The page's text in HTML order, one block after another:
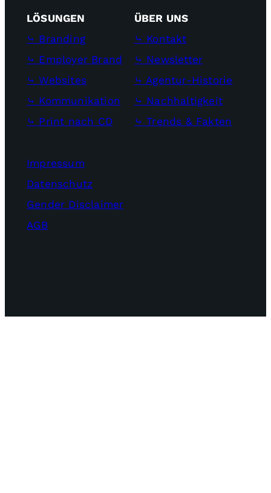
LÖSUNGEN
⤷ Branding
⤷ Employer Brand
⤷ Websites
⤷ Kommunikation
⤷ Print nach CD
ÜBER UNS
⤷ Kontakt
⤷ Newsletter
⤷ Agentur-Historie
⤷ Nachhaltigkeit
⤷ Trends & Fakten
Impressum
Datenschutz
Gender Disclaimer
AGB